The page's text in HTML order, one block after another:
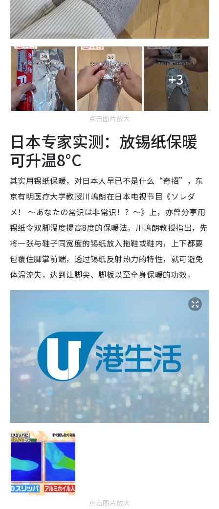
+3
点击图片放大
日本专家实测：放锡纸保暖
可升温8°C
其实用锡纸保暖，对日本人早已不是什么“奇招”，东
京有明医疗大学教授川嶋朗在日本电视节目《ソレダ
メ！ ～あなたの常识は非常识！？～》上，亦曾分享用
锡纸令双脚温度提高8度的保暖法。川嶋朗教授指出，先
将一张与鞋子同宽度的锡纸放入拖鞋或鞋内，上下都要
包覆住脚掌前端，透过锡纸反射热力的特性，就可避免
体温流失，达到让脚尖、脚板以至全身保暖的功效。
点击图片放大